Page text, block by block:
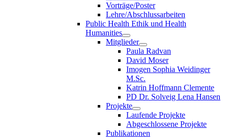
Vorträge/Poster
Lehre/Abschlussarbeiten
Public Health Ethik und Health
Humanities
Mitglieder
Paula Radvan
David Moser
Imogen Sophia Weidinger
M.Sc.
Katrin Hoffmann Clemente
PD Dr. Solveig Lena Hansen
Projekte
Laufende Projekte
Abgeschlossene Projekte
Publikationen